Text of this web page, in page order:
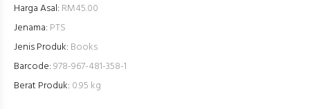
Harga Asal: RM45.00
Jenama: PTS
Jenis Produk: Books
Barcode:978-967-481-358-1
Berat Produk: 0.95 kg